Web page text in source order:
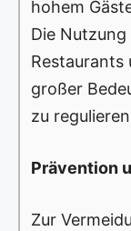
hohem
Die
Restaurants
großer
zu
Prävention
Zur